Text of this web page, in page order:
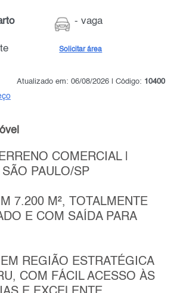
- vaga
Solicitar área
Atualizado em: 06/08/2026 | Código: 10400
COMERCIAL |
PAULO/SP
7.200 M², TOTALMENTE
E COM SAÍDA PARA
REGIÃO ESTRATÉGICA
COM FÁCIL ACESSO ÀS